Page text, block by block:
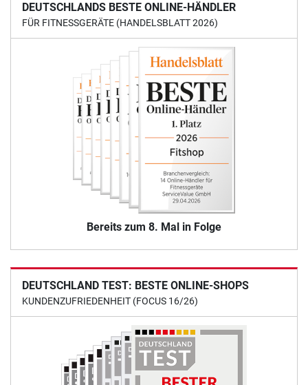
DEUTSCHLANDS BESTE ONLINE-HÄNDLER
FÜR FITNESSGERÄTE (HANDELSBLATT 2026)
Bereits zum 8. Mal in Folge
DEUTSCHLAND TEST: BESTE ONLINE-SHOPS
KUNDENZUFRIEDENHEIT (FOCUS 16/26)